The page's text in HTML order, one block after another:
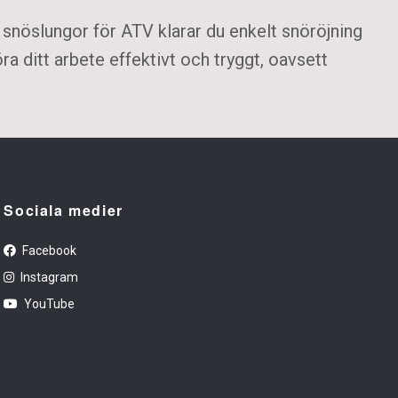
för ATV klarar du enkelt snöröjning
ditt arbete effektivt och tryggt, oavsett
Sociala medier
Facebook
Instagram
YouTube